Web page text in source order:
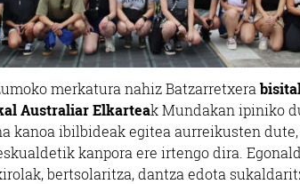
merkatura nahiz Batzarretxera
Australiar Elkarteak Mundakan ipiniko
kanoa ibilbideak egitea aurreikusten
kanpora ere irtengo dira.
bertsolaritza, dantza edota